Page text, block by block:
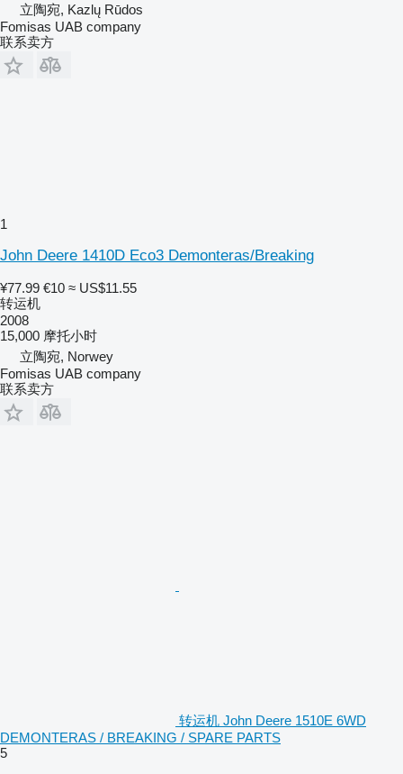
立陶宛, Kazlų Rūdos
Fomisas UAB company
联系卖方
1
John Deere 1410D Eco3 Demonteras/Breaking
¥77.99 €10 ≈ US$11.55
转运机
2008
15,000 摩托小时
立陶宛, Norwey
Fomisas UAB company
联系卖方
转运机 John Deere 1510E 6WD
DEMONTERAS / BREAKING / SPARE PARTS
5